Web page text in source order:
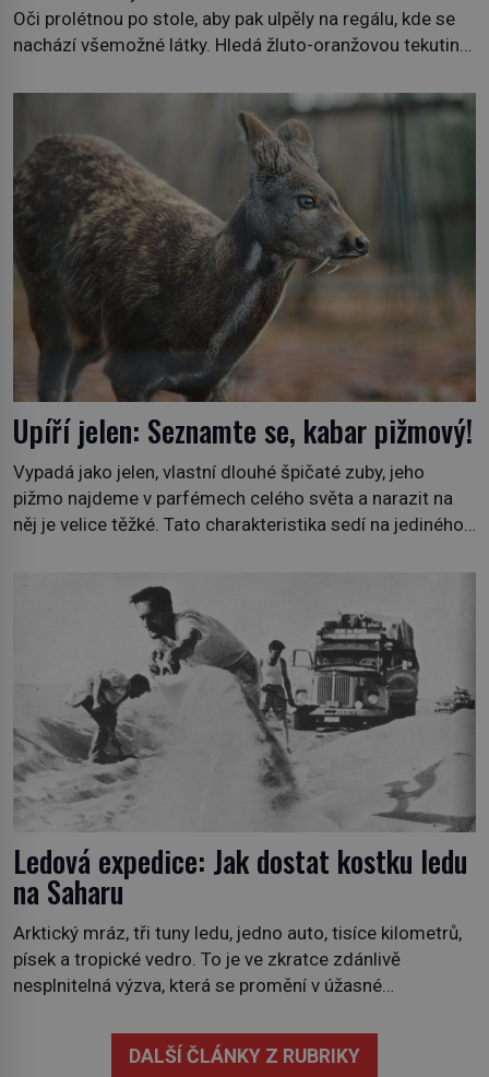
Oči prolétnou po stole, aby pak ulpěly na regálu, kde se
nachází všemožné látky. Hledá žluto-oranžovou tekutinu,
plán dokončit. Pod termínem aqua regia se skrývá
směs s názvem lučavka královská. Svůj přídomek nemá
pro nic za nic, […]
Upíří jelen: Seznamte se, kabar pižmový!
Vypadá jako jelen, vlastní dlouhé špičaté zuby, jeho
pižmo najdeme v parfémech celého světa a narazit na
něj je velice těžké. Tato charakteristika sedí na jediného
1778), jenže v Asii o něm ví už celá staletí. Zvíře
připomíná jelena, v kohoutku dosahuje […]
Ledová expedice: Jak dostat kostku ledu
na Saharu
Arktický mráz, tři tuny ledu, jedno auto, tisíce kilometrů,
písek a tropické vedro. To je ve zkratce zdánlivě
nesplnitelná výzva, která se promění v úžasné
na podzim 1958 jako hec. Rádio Luxembourg přichází s
neobvyklou výzvou. Tomu, kdo dokáže dopravit ze
DALŠÍ ČLÁNKY Z RUBRIKY